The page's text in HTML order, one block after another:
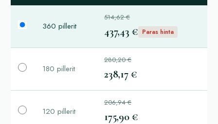
360 pillerit
514,62 €
437,43 € Paras hinta
180 pillerit
280,20 €
238,17 €
120 pillerit
206,94 €
175,90 €